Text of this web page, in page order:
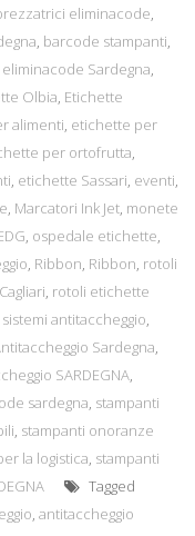
eliminacode,
, barcode stampanti,
eliminacode Sardegna,
Olbia, Etichette
alimenti, etichette per
per ortofrutta,
, etichette Sassari, eventi,
, Marcatori Ink Jet, monete
, ospedale etichette,
, Ribbon, Ribbon, rotoli
, rotoli etichette
sistemi antitaccheggio,
Sardegna,
SARDEGNA,
sardegna, stampanti
, stampanti onoranze
la logistica, stampanti
Tagged
, antitaccheggio